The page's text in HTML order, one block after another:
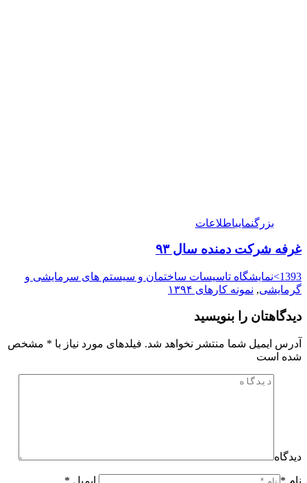
بزرگنماییاطلاعات
غرفه شرکت دمنده سال ۹۳
1393>نمایشگاه تاسیسات ساختمان و سیستم های سرمایشی و
گرمایشی, نمونه کارهای ۱۳۹۴
دیدگاهتان را بنویسید
آدرس ایمیل شما منتشر نخواهد شد. فیلدهای مورد نیاز با * مشخص
شده است
دیدگاه
نام *
ایمیل *